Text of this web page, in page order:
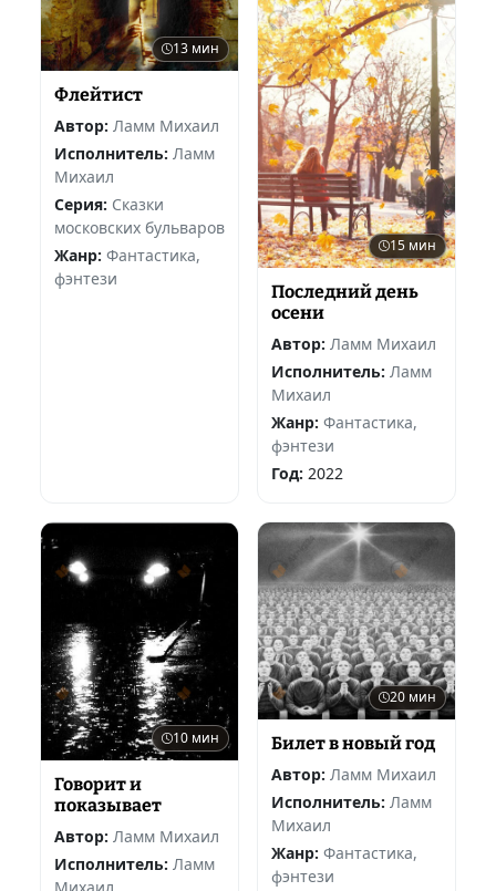
13 мин
Флейтист
Автор: Ламм Михаил
Исполнитель: Ламм
Михаил
Серия: Сказки
московских бульваров
Жанр: Фантастика,
фэнтези
15 мин
Последний день
осени
Автор: Ламм Михаил
Исполнитель: Ламм
Михаил
Жанр: Фантастика,
фэнтези
Год: 2022
10 мин
Говорит и
показывает
Автор: Ламм Михаил
Исполнитель: Ламм
Михаил
20 мин
Билет в новый год
Автор: Ламм Михаил
Исполнитель: Ламм
Михаил
Жанр: Фантастика,
фэнтези